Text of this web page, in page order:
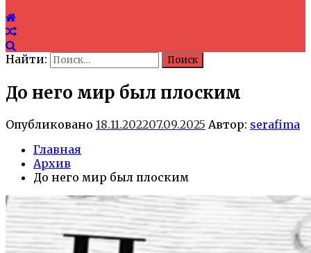
Найти:
До него мир был плоским
Опубликовано 18.11.202207.09.2025 Автор: serafima
Главная
Архив
До него мир был плоским